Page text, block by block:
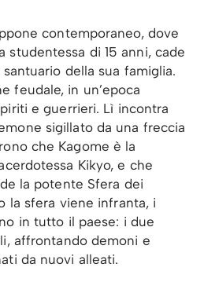
contemporaneo, dove
studentessa di 15 anni, cade
della sua famiglia.
feudale, in un’epoca
e guerrieri. Lì incontra
sigillato da una freccia
che Kagome è la
Kikyo, e che
la potente Sfera dei
la sfera viene infranta, i
in tutto il paese: i due
affrontando demoni e
da nuovi alleati.